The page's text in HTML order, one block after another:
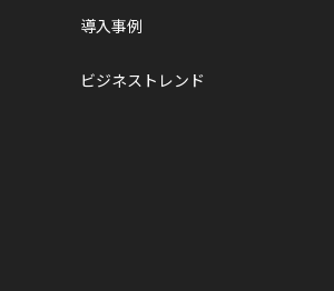
導入事例
ビジネストレンド